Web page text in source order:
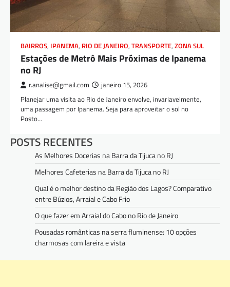
BAIRROS, IPANEMA, RIO DE JANEIRO, TRANSPORTE, ZONA SUL
Estações de Metrô Mais Próximas de Ipanema
no RJ
r.analise@gmail.com janeiro 15, 2026
Planejar uma visita ao Rio de Janeiro envolve, invariavelmente,
uma passagem por Ipanema. Seja para aproveitar o sol no
Posto…
POSTS RECENTES
As Melhores Docerias na Barra da Tijuca no RJ
Melhores Cafeterias na Barra da Tijuca no RJ
Qual é o melhor destino da Região dos Lagos? Comparativo
entre Búzios, Arraial e Cabo Frio
O que fazer em Arraial do Cabo no Rio de Janeiro
Pousadas românticas na serra fluminense: 10 opções
charmosas com lareira e vista